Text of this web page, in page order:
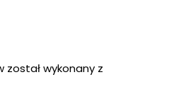
został wykonany z